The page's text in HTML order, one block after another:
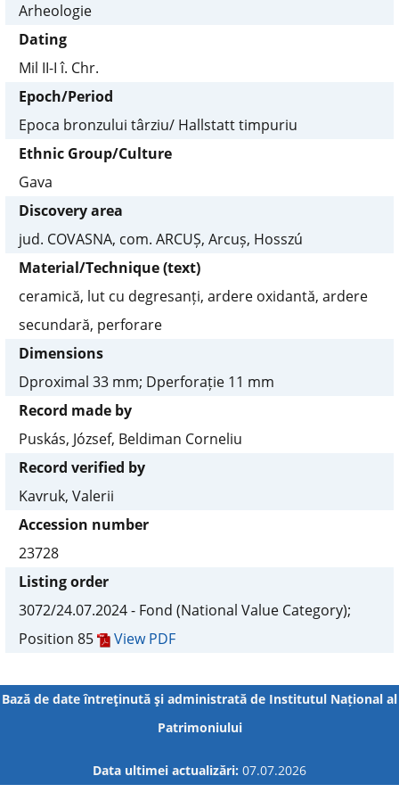
Arheologie
Dating
Mil II-I î. Chr.
Epoch/Period
Epoca bronzului târziu/ Hallstatt timpuriu
Ethnic Group/Culture
Gava
Discovery area
jud. COVASNA, com. ARCUȘ, Arcuș, Hosszú
Material/Technique (text)
ceramică, lut cu degresanți, ardere oxidantă, ardere
secundară, perforare
Dimensions
Dproximal 33 mm; Dperforație 11 mm
Record made by
Puskás, József, Beldiman Corneliu
Record verified by
Kavruk, Valerii
Accession number
23728
Listing order
3072/24.07.2024 - Fond (National Value Category);
Position 85
View PDF
Bază de date întreţinută şi administrată de Institutul Național al
Patrimoniului
Data ultimei actualizări: 07.07.2026